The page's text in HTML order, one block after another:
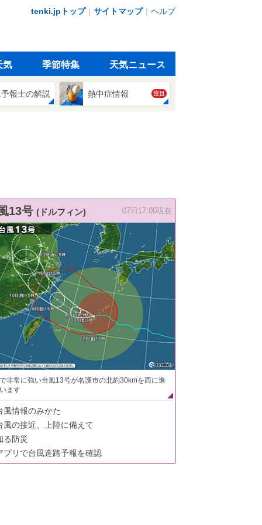
tenki.jpトップ｜ サイトマップ｜ ヘルプ
気 季節特集 天気ニュース
報士の解説 熱中症情報 注目
13号 (ドルフィン) 07日17:00現在
非常に強い台風13号が名護市の北約30kmを西に進
ます
風情報のみかた
風の接近、上陸に備えて
る防災
プリで台風進路予報を確認